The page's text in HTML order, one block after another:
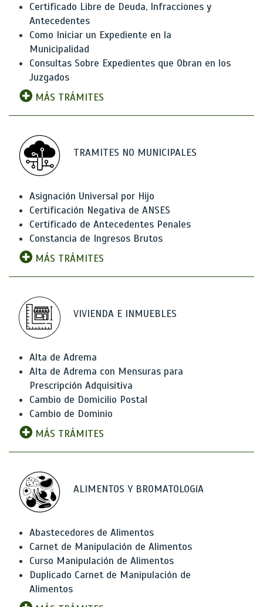
Certificado Libre de Deuda, Infracciones y
Antecedentes
Como Iniciar un Expediente en la
Municipalidad
Consultas Sobre Expedientes que Obran en los
Juzgados
MÁS TRÁMITES
TRAMITES NO MUNICIPALES
Asignación Universal por Hijo
Certificación Negativa de ANSES
Certificado de Antecedentes Penales
Constancia de Ingresos Brutos
MÁS TRÁMITES
VIVIENDA E INMUEBLES
Alta de Adrema
Alta de Adrema con Mensuras para
Prescripción Adquisitiva
Cambio de Domicilio Postal
Cambio de Dominio
MÁS TRÁMITES
ALIMENTOS Y BROMATOLOGíA
Abastecedores de Alimentos
Carnet de Manipulación de Alimentos
Curso Manipulación de Alimentos
Duplicado Carnet de Manipulación de
Alimentos